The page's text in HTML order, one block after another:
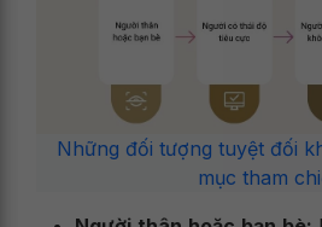
Những đối tượng tuyệt đối
mục tham